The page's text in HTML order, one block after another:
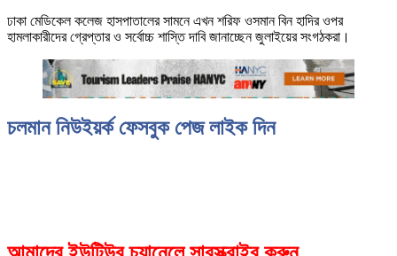
ঢাকা মেডিকেল কলেজ হাসপাতালের সামনে এখন শরিফ ওসমান বিন হাদির ওপর
হামলাকারীদের গ্রেপ্তার ও সর্বোচ্চ শাস্তি দাবি জানাচ্ছেন জুলাইয়ের সংগঠকরা।
চলমান নিউইয়র্ক ফেসবুক পেজ লাইক দিন